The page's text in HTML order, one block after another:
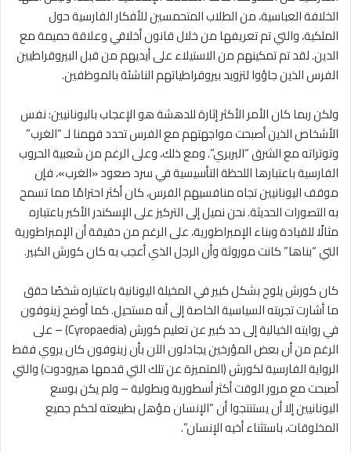
الخلافة العباسية، من الطلاب المتحمسين للأفكار الفارسية حول
الملكية، والتي تم تعريفها من خلال قانون أخلاقي وعلاقة حميمة مع
الدين. لقد تم تمكينهم من الاستيلاء على أيديهم من قبل البيروقراطيين
الفرس الذين جاؤوا لتزويد بيروقراطياتهم الناشئة بالموظفين.
ولكن ربما كان الأمر الأكثر إثارة للدهشة هو الإعجاب باليونانيين: نفس
الأشخاص الذين أصبحت مواجهتهم مع الفرس تحدد فهمنا لـ “الغرب”
وتوتراته مع الشرق “البربري”. ومع ذلك، وعلى الرغم من شعبية الحروب
الفارسية باعتبارها اللحظة التأسيسية في سرد ​​صعود «الغرب»، فإن
موقف اليونانيين تجاه منافسيهم الفرس، كان أكثر احترامًا مما تسمح
به التصورات الحديثة. نحن نميل إلى التركيز على الإسكندر الأكبر باعتباره
مثالًا للقيادة وبناء الإمبراطورية، على الرغم من حقيقة أن الإمبراطورية
التي “بناها” كانت موروثة وأن الرجل الذي أعجب به كان كورش الكبير.
كان كورش يلوح بشكل كبير في المخيلة اليونانية باعتباره شخصًا حقق
ما أشارت تجربته السياسية الخاصة إلى أنه مستحيل. كما أوضح زينوفون
في روايته الخيالية إلى حد كبير عن تعليم كورش (Cyropaedia) – على
الرغم من أن بعض المؤرخين يجادلون الآن بأن زينوفون كان يروي فقط
الرواية الفارسية لكورش (المتميزة عن تلك التي قدمها هيرودوت) والتي
أصبحت مع مرور الوقت أكثر أسطورية وبطولية – ولم يكن بوسع
اليونانيين إلا أن يستنتجوا أن “الإنسان مؤهل بطبيعته لحكم جميع
المخلوقات، باستثناء أخيه الإنسان”.